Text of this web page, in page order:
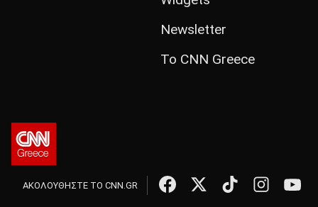
Newsletter
Το CNN Greece
ΑΚΟΛΟΥΘΗΣΤΕ ΤΟ CNN.GR